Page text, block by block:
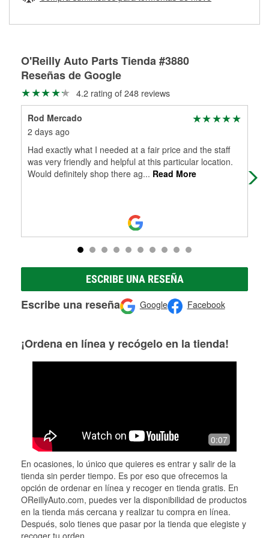
partes de reemplazo correctas para tu reparación.
O'Reilly Auto Parts Tienda #3880
Reseñas de Google
4.2 rating of 248 reviews
Rod Mercado
2 days ago
Had exactly what I needed at a fair price and the staff
was very friendly and helpful at this particular location.
Would definitely shop there ag... Read More
it
ESCRIBE UNA RESEÑA
Escribe una reseña Google Facebook
¡Ordena en línea y recógelo en la tienda!
0:07
En ocasiones, lo único que quieres es entrar y salir de la
tienda sin perder tiempo. Es por eso que ofrecemos la
opción de ordenar en línea y recoger en tienda gratis. En
OReillyAuto.com, puedes ver la disponibilidad de productos
en la tienda más cercana y realizar tu compra en línea.
Después, solo tienes que pasar por la tienda que elegiste y
recoger tu orden.